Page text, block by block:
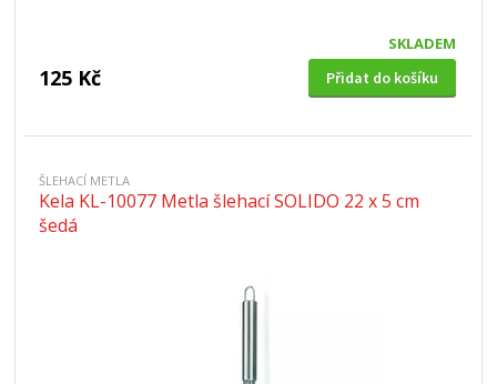
SKLADEM
125 Kč Přidat do košíku
ŠLEHACÍ METLA
Kela KL-10077 Metla šlehací SOLIDO 22 x 5 cm
šedá